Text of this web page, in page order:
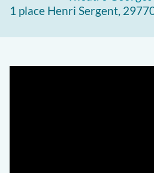
1 place Henri Sergent,